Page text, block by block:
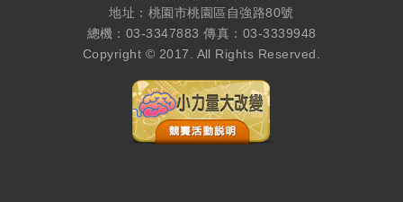
地址：桃園市桃園區自強路80號
總機：03-3347883 傳真：03-3339948
Copyright © 2017. All Rights Reserved.